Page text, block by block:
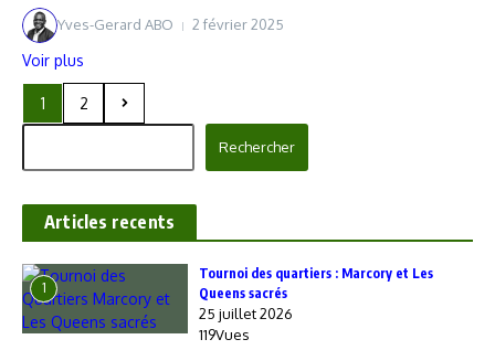
Yves-Gerard ABO 2 février 2025
Voir plus
1
2
Rechercher
Articles recents
1
‎Tournoi des quartiers : Marcory et Les
Queens sacrés
25 juillet 2026
119Vues